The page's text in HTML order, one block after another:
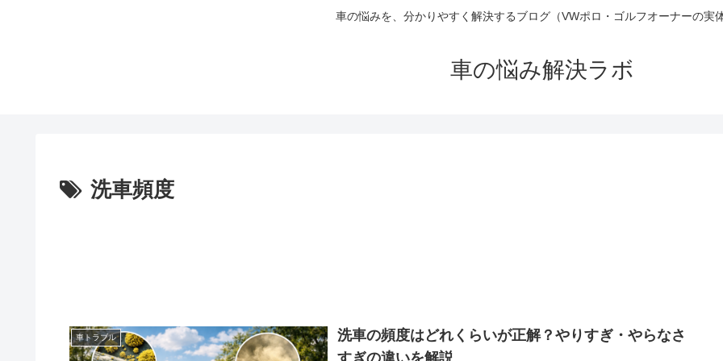
車の悩みを、分かりやすく解決するブログ（VWポロ・ゴルフオーナーの実
車の悩み解決ラボ
洗車頻度
車トラブル
洗車の頻度はどれくらいが正解？やりすぎ・やらなさ